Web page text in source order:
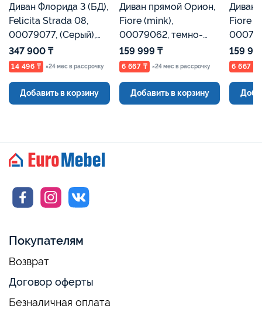
Диван Флорида 3 (БД),
Felicita Strada 08,
00079077, (Серый),
Евромебель
347 900 ₸
14 496 ₸ ×24 мес в рассрочку
Добавить в корзину
Диван прямой Орион,
Fiore (mink),
00079062, темно-
бежевый, Евромебель
159 999 ₸
6 667 ₸ ×24 мес в рассрочку
Добавить в корзину
Диван
Fiore
159
6 667 ₸
Покупателям
Возврат
Договор оферты
Безналичная оплата